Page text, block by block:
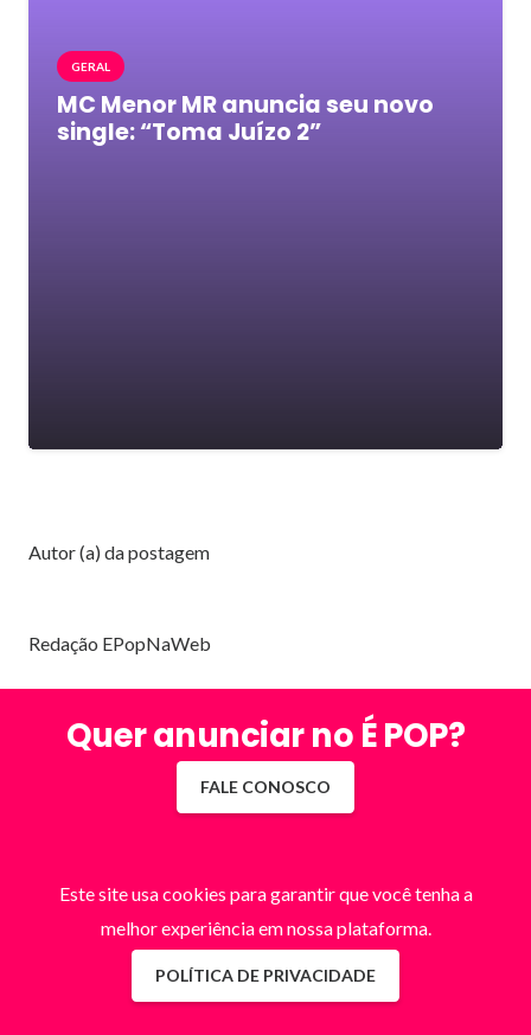
GERAL
MC Menor MR anuncia seu novo
single: “Toma Juízo 2”
Autor (a) da postagem
Redação EPopNaWeb
Quer anunciar no É POP?
FALE CONOSCO
Este site usa cookies para garantir que você tenha a
melhor experiência em nossa plataforma.
POLÍTICA DE PRIVACIDADE